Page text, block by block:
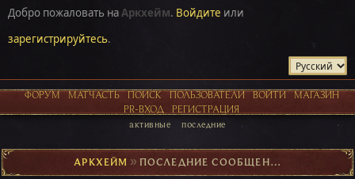
Добро пожаловать наАркхейм. Войдите или
зарегистрируйтесь.
ФОРУМ МАТЧАСТЬ ПОИСК ПОЛЬЗОВАТЕЛИ ВОЙТИ
МАГАЗИН
PR-ВХОД
РЕГИСТРАЦИЯ
активные последние
АРКХЕЙМ ► ПОСЛЕДНИЕ СООБЩЕНИЯ